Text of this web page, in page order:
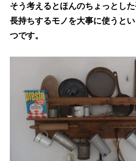
そう考えるとほんのちょっとし
長持ちするモノを大事に使うと
つです。